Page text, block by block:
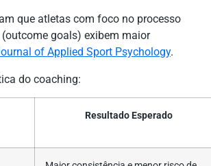
que atletas com foco no processo
goals) exibem maior
of Applied Sport Psychology.
do coaching:
Resultado Esperado